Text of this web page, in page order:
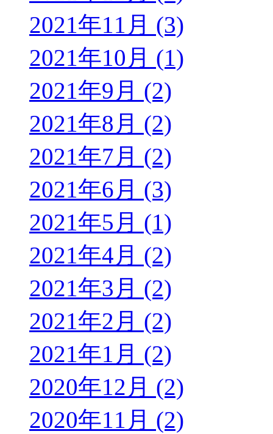
2021年11月 (3)
2021年10月 (1)
2021年9月 (2)
2021年8月 (2)
2021年7月 (2)
2021年6月 (3)
2021年5月 (1)
2021年4月 (2)
2021年3月 (2)
2021年2月 (2)
2021年1月 (2)
2020年12月 (2)
2020年11月 (2)